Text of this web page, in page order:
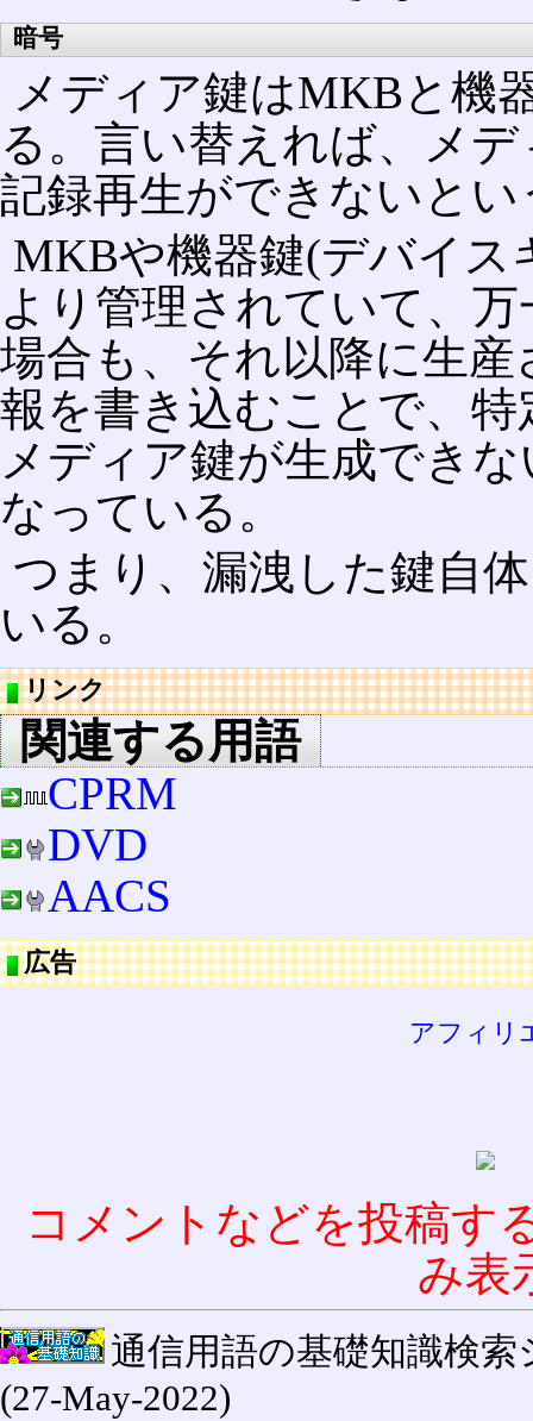
暗号
メディア鍵はMKBと機
る。言い替えれば、メ
記録再生ができないと
MKBや機器鍵(デバイス
より管理されていて、
場合も、それ以降に生
報を書き込むことで、
メディア鍵が生成でき
なっている。
つまり、漏洩した鍵自
いる。
リンク
関連する用語
CPRM
DVD
AACS
広告
アフィリ
コメントなどを投稿す
み表
通信用語の基礎知識検索
(27-May-2022)